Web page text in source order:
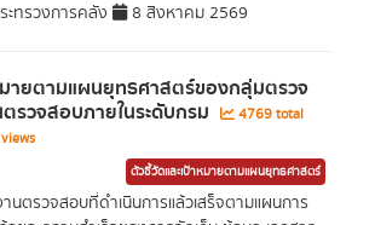
ทรวงการคลัง 8 สิงหาคม 2569
มายตามแผนยุทธศาสตร์ของกลุ่มตรวจ
รวจสอบภายในระดับกรม
4769 total
ตัวชี้วัดและเป้าหมายตามแผนยุทธศาสตร์
นตรวจสอบที่ดำเนินการแล้วเสร็จตามแผนการ